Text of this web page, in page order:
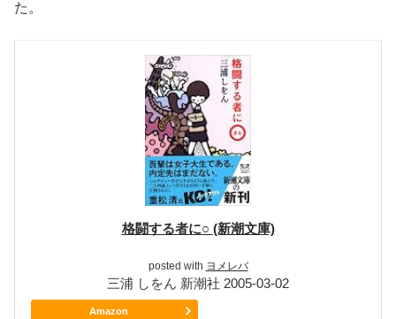
た。
格闘する者に○ (新潮文庫)
posted with ヨメレバ
三浦 しをん 新潮社 2005-03-02
Amazon